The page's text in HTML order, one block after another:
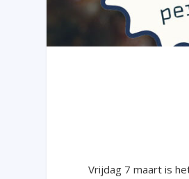
Vrijdag 7 maart is